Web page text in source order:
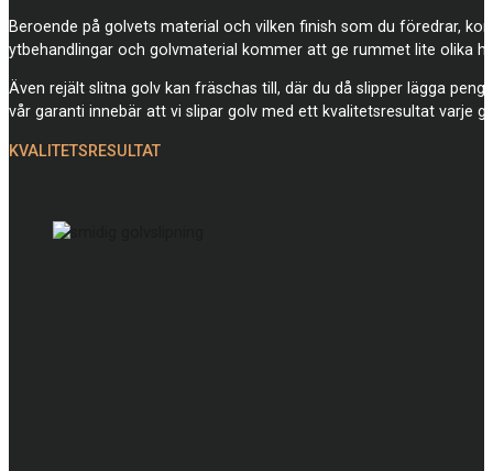
Beroende på golvets material och vilken finish som du föredrar,
ytbehandlingar och golvmaterial kommer att ge rummet lite olika
Även rejält slitna golv kan fräschas till, där du då slipper lägga
vår garanti innebär att vi slipar golv med ett kvalitetsresultat varje
KVALITETSRESULTAT